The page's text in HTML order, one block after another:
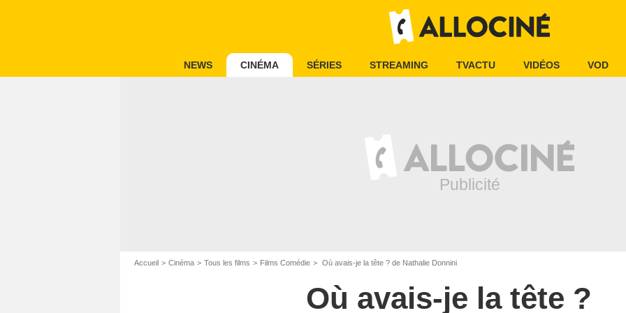
NEWS CINÉMA SÉRIES STREAMING TVACTU VIDÉOS VOD
Accueil Cinéma Tous les films Films Comédie Où avais-je la tête ? de Nathalie Donnini
Où avais-je la tête ?